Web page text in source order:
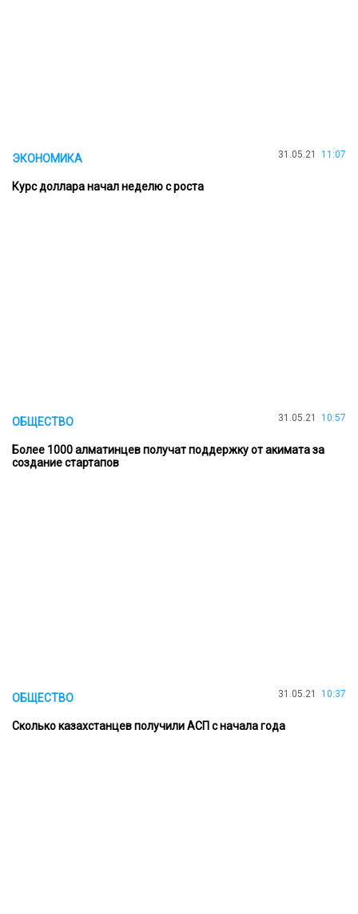
ЭКОНОМИКА 31.05.21 11:07
Курс доллара начал неделю с роста
ОБЩЕСТВО 31.05.21 10:57
Более 1000 алматинцев получат поддержку от акимата за
создание стартапов
ОБЩЕСТВО 31.05.21 10:37
Сколько казахстанцев получили АСП с начала года